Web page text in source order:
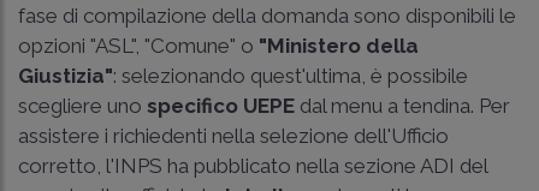
fase di compilazione della domanda sono disponibili le
opzioni "ASL", "Comune" o "Ministero della
Giustizia": selezionando quest'ultima, è possibile
scegliere uno specifico UEPE dal menu a tendina. Per
assistere i richiedenti nella selezione dell'Ufficio
corretto, l'INPS ha pubblicato nella sezione ADI del